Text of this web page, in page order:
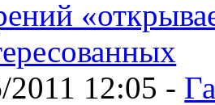
2011 12:05 -